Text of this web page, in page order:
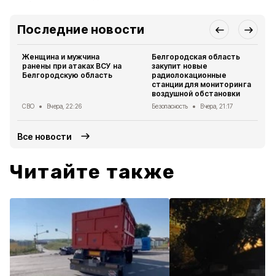
Последние новости
Женщина и мужчина
ранены при атаках ВСУ на
Белгородскую область
СВО Вчера, 22:26
Белгородская область
закупит новые
радиолокационные
станции для мониторинга
воздушной обстановки
Безопасность Вчера, 21:17
Все новости
Читайте также